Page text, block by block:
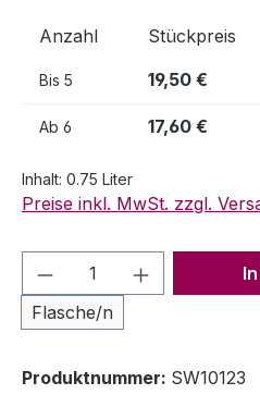
Anzahl Stückpreis
Bis 5 19,50 €
Ab 6 17,60 €
Inhalt: 0.75 Liter
Preise inkl. MwSt. zzgl.
Produkt Anzahl:
Flasche/n
Produktnummer: SW10123